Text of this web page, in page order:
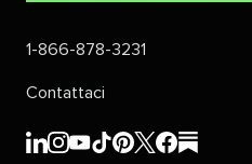
1-866-878-3231​​
Contattaci​​
Sprout
Sprout
Sprout
Sprout
Sprout
Sprout
Sprout
Sprout